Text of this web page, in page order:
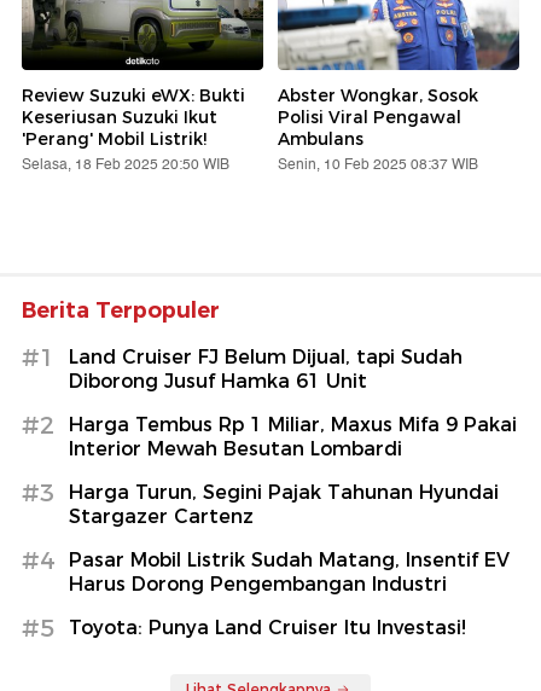
Review Suzuki eWX: Bukti
Keseriusan Suzuki Ikut
'Perang' Mobil Listrik!
Selasa, 18 Feb 2025 20:50 WIB
Abster Wongkar, Sosok
Polisi Viral Pengawal
Ambulans
Senin, 10 Feb 2025 08:37 WIB
Berita Terpopuler
#1
Land Cruiser FJ Belum Dijual, tapi Sudah
Diborong Jusuf Hamka 61 Unit
#2
Harga Tembus Rp 1 Miliar, Maxus Mifa 9 Pakai
Interior Mewah Besutan Lombardi
#3
Harga Turun, Segini Pajak Tahunan Hyundai
Stargazer Cartenz
#4
Pasar Mobil Listrik Sudah Matang, Insentif EV
Harus Dorong Pengembangan Industri
#5 Toyota: Punya Land Cruiser Itu Investasi!